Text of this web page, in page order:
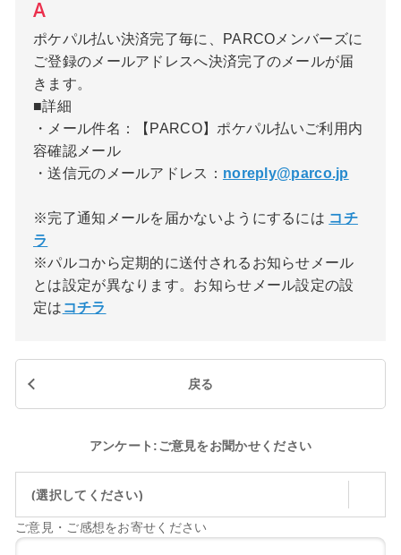
ポケパル払い決済完了毎に、PARCOメンバーズに
ご登録のメールアドレスへ決済完了のメールが届
きます。
■詳細
・メール件名：【PARCO】ポケパル払いご利用内
容確認メール
・送信元のメールアドレス： noreply@parco.jp
※完了通知メールを届かないようにするには コチ
ラ
※パルコから定期的に送付されるお知らせメール
とは設定が異なります。お知らせメール設定の設
定は コチラ
戻る
アンケート:ご意見をお聞かせください
(選択してください)
ご意見・ご感想をお寄せください